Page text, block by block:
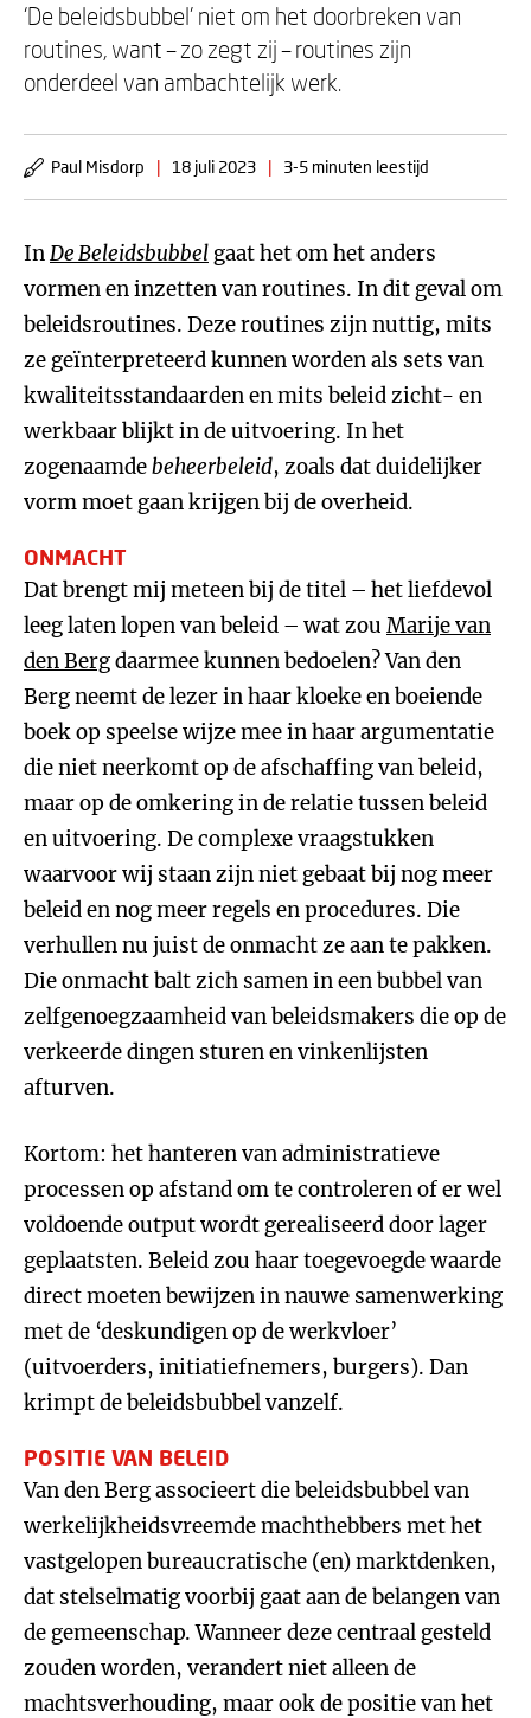
‘De beleidsbubbel’ niet om het doorbreken van
routines, want – zo zegt zij – routines zijn
onderdeel van ambachtelijk werk.
Paul Misdorp | 18 juli 2023 | 3-5 minuten leestijd
InDe Beleidsbubbel gaat het om het anders
vormen en inzetten van routines. In dit geval om
beleidsroutines. Deze routines zijn nuttig, mits
ze geïnterpreteerd kunnen worden als sets van
kwaliteitsstandaarden en mits beleid zicht- en
werkbaar blijkt in de uitvoering. In het
zogenaamdebeheerbeleid, zoals dat duidelijker
vorm moet gaan krijgen bij de overheid.
ONMACHT
Dat brengt mij meteen bij de titel – het liefdevol
leeg laten lopen van beleid – wat zou Marije van
den Bergdaarmee kunnen bedoelen? Van den
Berg neemt de lezer in haar kloeke en boeiende
boek op speelse wijze mee in haar argumentatie
die niet neerkomt op de afschaffing van beleid,
maar op de omkering in de relatie tussen beleid
en uitvoering. De complexe vraagstukken
waarvoor wij staan zijn niet gebaat bij nog meer
beleid en nog meer regels en procedures. Die
verhullen nu juist de onmacht ze aan te pakken.
Die onmacht balt zich samen in een bubbel van
zelfgenoegzaamheid van beleidsmakers die op de
verkeerde dingen sturen en vinkenlijsten
afturven.
Kortom: het hanteren van administratieve
processen op afstand om te controleren of er wel
voldoende output wordt gerealiseerd door lager
geplaatsten. Beleid zou haar toegevoegde waarde
direct moeten bewijzen in nauwe samenwerking
met de ‘deskundigen op de werkvloer’
(uitvoerders, initiatiefnemers, burgers). Dan
krimpt de beleidsbubbel vanzelf.
POSITIE VAN BELEID
Van den Berg associeert die beleidsbubbel van
werkelijkheidsvreemde machthebbers met het
vastgelopen bureaucratische (en) marktdenken,
dat stelselmatig voorbij gaat aan de belangen van
de gemeenschap. Wanneer deze centraal gesteld
zouden worden, verandert niet alleen de
machtsverhouding, maar ook de positie van het